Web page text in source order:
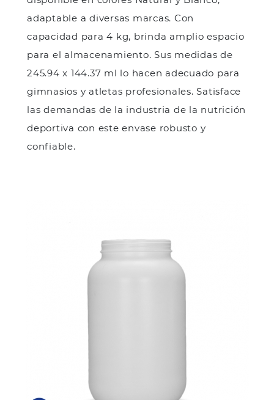
adaptable a diversas marcas. Con
capacidad para 4 kg, brinda amplio espacio
para el almacenamiento. Sus medidas de
245.94 x 144.37 ml lo hacen adecuado para
gimnasios y atletas profesionales. Satisface
las demandas de la industria de la nutrición
deportiva con este envase robusto y
confiable.